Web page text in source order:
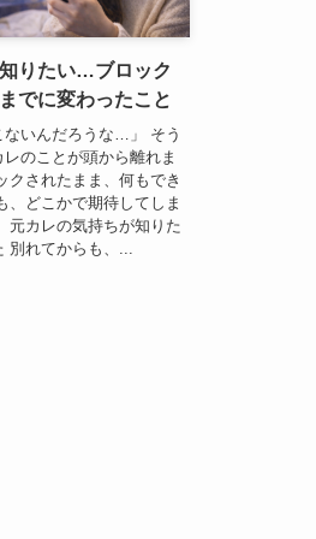
りたい…ブロック
でに変わったこと
ないんだろうな…」 そう
のことが頭から離れま
クされたまま、何もでき
、どこかで期待してしま
元カレの気持ちが知りた
別れてからも、...